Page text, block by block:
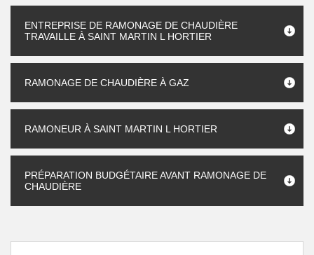
ENTREPRISE DE RAMONAGE DE CHAUDIÈRE
TRAVAILLE À SAINT MARTIN L HORTIER
RAMONAGE DE CHAUDIÈRE À GAZ
RAMONEUR À SAINT MARTIN L HORTIER
PRÉPARATION BUDGÉTAIRE AVANT RAMONAGE DE
CHAUDIÈRE